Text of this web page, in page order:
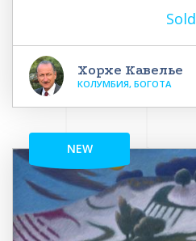
Sold
Хорхе Кавелье
КОЛУМБИЯ, БОГОТА
NEW